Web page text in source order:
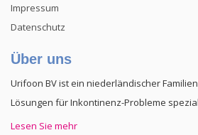
Impressum
Datenschutz
Über uns
Urifoon BV ist ein niederländischer
Lösungen für Inkontinenz-Probleme
Lesen Sie mehr